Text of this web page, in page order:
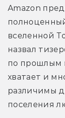
Amazon
вселенной
назвал
по прошлым
хватает и
различимы
поселения